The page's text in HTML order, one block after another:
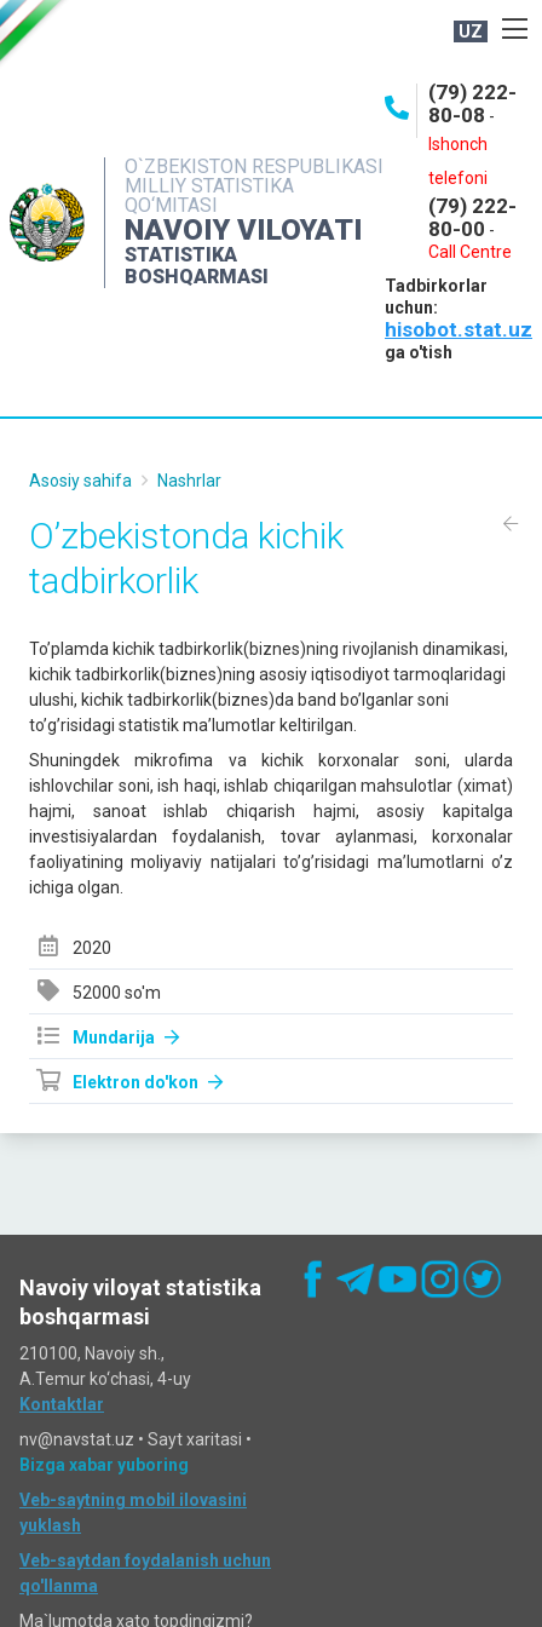
UZ
O`ZBEKISTON RESPUBLIKASI
MILLIY STATISTIKA
QO‘MITASI
NAVOIY VILOYATI
STATISTIKA
BOSHQARMASI
(79) 222-
80-08 -
Ishonch
telefoni
(79) 222-
80-00 -
Call Centre
Tadbirkorlar
uchun:
hisobot.stat.uz
ga o'tish
OCHIQ MA'LUMOTLAR
INTERAKTIV XIZMATLAR
MUROJAATLAR
Asosiy sahifa Nashrlar
O’zbekistonda kichik
tadbirkorlik
To’plamda kichik tadbirkorlik(biznes)ning rivojlanish dinamikasi,
kichik tadbirkorlik(biznes)ning asosiy iqtisodiyot tarmoqlaridagi
ulushi, kichik tadbirkorlik(biznes)da band bo’lganlar soni
to’g’risidagi statistik ma’lumotlar keltirilgan.
Shuningdek mikrofima va kichik korxonalar soni, ularda
ishlovchilar soni, ish haqi, ishlab chiqarilgan mahsulotlar (ximat)
hajmi, sanoat ishlab chiqarish hajmi, asosiy kapitalga
investisiyalardan foydalanish, tovar aylanmasi, korxonalar
faoliyatining moliyaviy natijalari to’g’risidagi ma’lumotlarni o’z
ichiga olgan.
2020
52000 so'm
Mundarija
Elektron do'kon
Navoiy viloyat statistika
boshqarmasi
210100, Navoiy sh.,
A.Temur ko‘chаsi, 4-uy
Kontaktlar
nv@navstat.uz • Sayt xaritasi •
Bizga xabar yuboring
Veb-saytning mobil ilovasini
yuklash
Veb-saytdan foydalanish uchun
qo'llanma
Ma`lumotda xato topdingizmi?